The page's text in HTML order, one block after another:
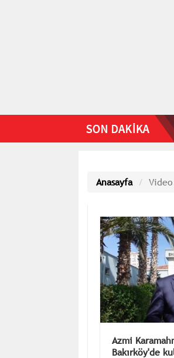
Anasayfa
Azmi
Bakırköy'de